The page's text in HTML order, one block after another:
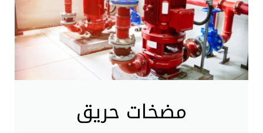
مضخات حريق